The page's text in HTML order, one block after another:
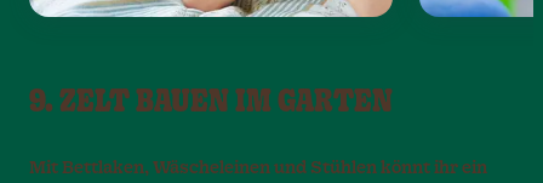
9. ZELT BAUEN IM GARTEN
Mit Bettlaken, Wäscheleinen und Stühlen könnt ihr ein